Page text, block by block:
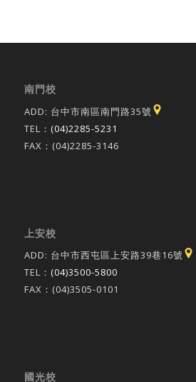
南門校
ADD: 台中市南區南門路35號
TEL： (04)2285-5231
FAX：(04)2285-3146
上安校
ADD: 台中市西屯區上安路39巷16號
TEL： (04)3500-5800
FAX：(04)3505-0101
國光校